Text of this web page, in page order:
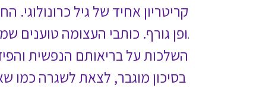
קוראים לממשלה לבצע מיון של האזרחים
ההחלטות אינם מביאים בחשבון את השונות
להקים ועדת מומחים שתגבש תוכנית